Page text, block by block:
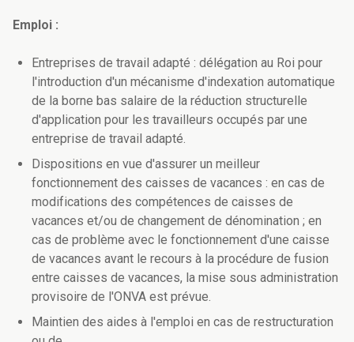
Emploi :
Entreprises de travail adapté : délégation au Roi pour
l'introduction d'un mécanisme d'indexation automatique
de la borne bas salaire de la réduction structurelle
d'application pour les travailleurs occupés par une
entreprise de travail adapté.
Dispositions en vue d'assurer un meilleur
fonctionnement des caisses de vacances : en cas de
modifications des compétences de caisses de
vacances et/ou de changement de dénomination ; en
cas de problème avec le fonctionnement d'une caisse
de vacances avant le recours à la procédure de fusion
entre caisses de vacances, la mise sous administration
provisoire de l'ONVA est prévue.
Maintien des aides à l'emploi en cas de restructuration